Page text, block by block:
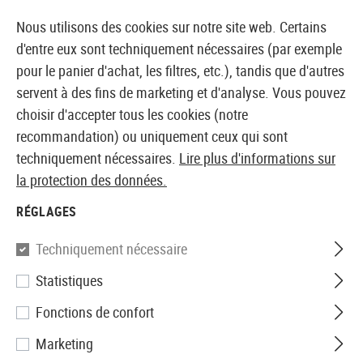
BOUTIQUE ET GROSSISTE EUROPÉEN AIRSOFT
Accueil Accessoires d'Airsoft Pièces et accéssoires
PIÈCES ET ACCÉSSOIRES
Nous utilisons des cookies sur notre site web. Certains
d'entre eux sont techniquement nécessaires (par exemple
pour le panier d'achat, les filtres, etc.), tandis que d'autres
servent à des fins de marketing et d'analyse. Vous pouvez
choisir d'accepter tous les cookies (notre
recommandation) ou uniquement ceux qui sont
techniquement nécessaires. Lire plus d'informations sur
la protection des données.
RÉGLAGES
Techniquement nécessaire
Statistiques
Fonctions de confort
Marketing